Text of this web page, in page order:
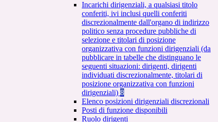
Incarichi dirigenziali, a qualsiasi titolo
conferiti, ivi inclusi quelli conferiti
discrezionalmente dall'organo di indirizzo
politico senza procedure pubbliche di
selezione e titolari di posizione
organizzativa con funzioni dirigenziali (da
pubblicare in tabelle che distinguano le
seguenti situazioni: dirigenti, dirigenti
individuati discrezionalmente, titolari di
posizione organizzativa con funzioni
dirigenziali) 8
Elenco posizioni dirigenziali discrezionali
Posti di funzione disponibili
Ruolo dirigenti